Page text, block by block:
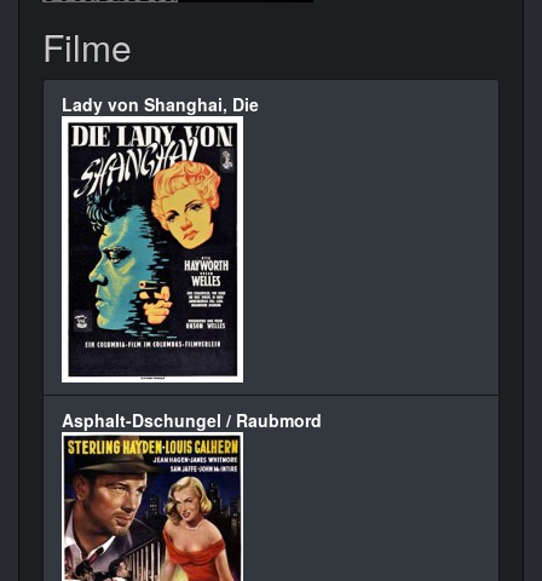
Filme
Lady von Shanghai, Die
Asphalt-Dschungel / Raubmord